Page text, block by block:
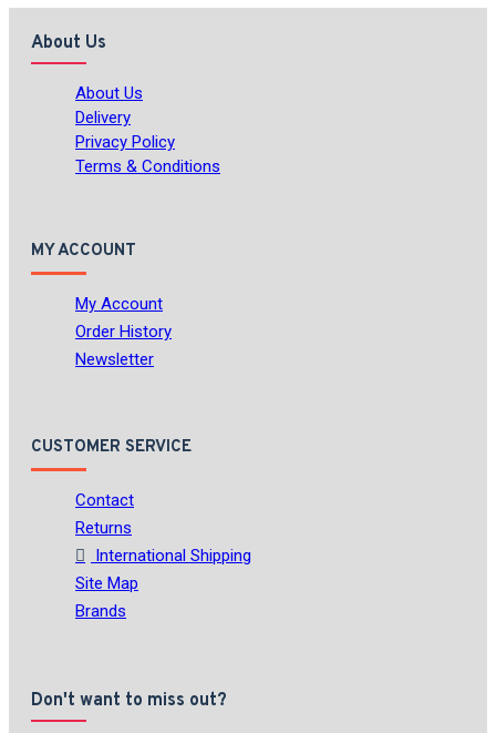
About Us
About Us
Delivery
Privacy Policy
Terms & Conditions
MY ACCOUNT
My Account
Order History
Newsletter
CUSTOMER SERVICE
Contact
Returns
International Shipping
Site Map
Brands
Don't want to miss out?